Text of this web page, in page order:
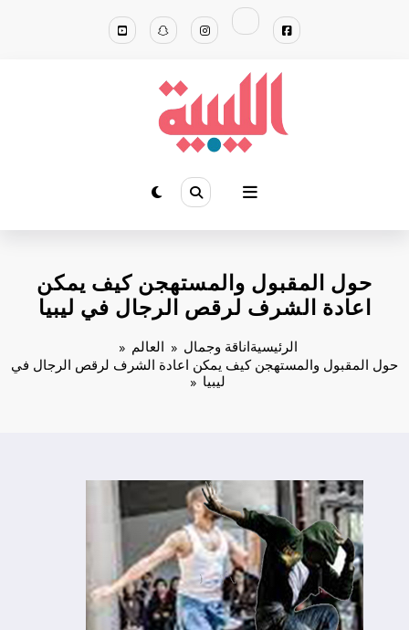
حول المقبول والمستهجن كيف يمكن
اعادة الشرف لرقص الرجال في ليبيا
الرئيسيةاناقة وجمال
العالم
حول المقبول والمستهجن كيف يمكن اعادة الشرف لرقص الرجال في
ليبيا